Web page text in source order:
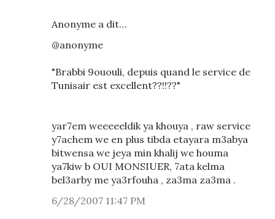
Anonyme a dit…
@anonyme
"Brabbi 9ououli, depuis quand le service de
Tunisair est excellent??!!??"
yar7em weeeeeldik ya khouya , raw service
y7achem we en plus tibda etayara m3abya
bitwensa we jeya min khalij we houma
ya7kiw b OUI MONSIUER, 7ata kelma
bel3arby me ya3rfouha , za3ma za3ma .
6/28/2007 11:47 PM